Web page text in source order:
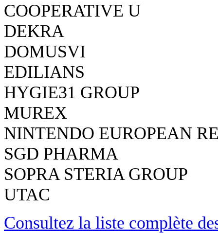
COOPERATIVE U
DEKRA
DOMUSVI
EDILIANS
HYGIE31 GROUP
MUREX
NINTENDO EUROPEAN
SGD PHARMA
SOPRA STERIA GROUP
UTAC
Consultez la liste complète